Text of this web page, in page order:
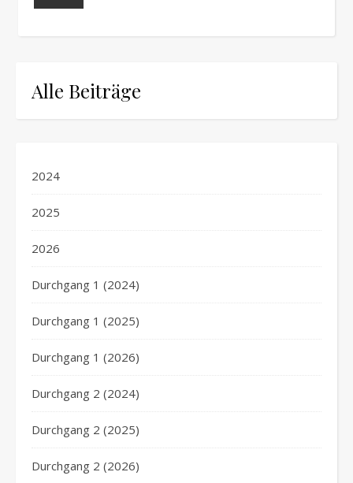
Alle Beiträge
2024
2025
2026
Durchgang 1 (2024)
Durchgang 1 (2025)
Durchgang 1 (2026)
Durchgang 2 (2024)
Durchgang 2 (2025)
Durchgang 2 (2026)